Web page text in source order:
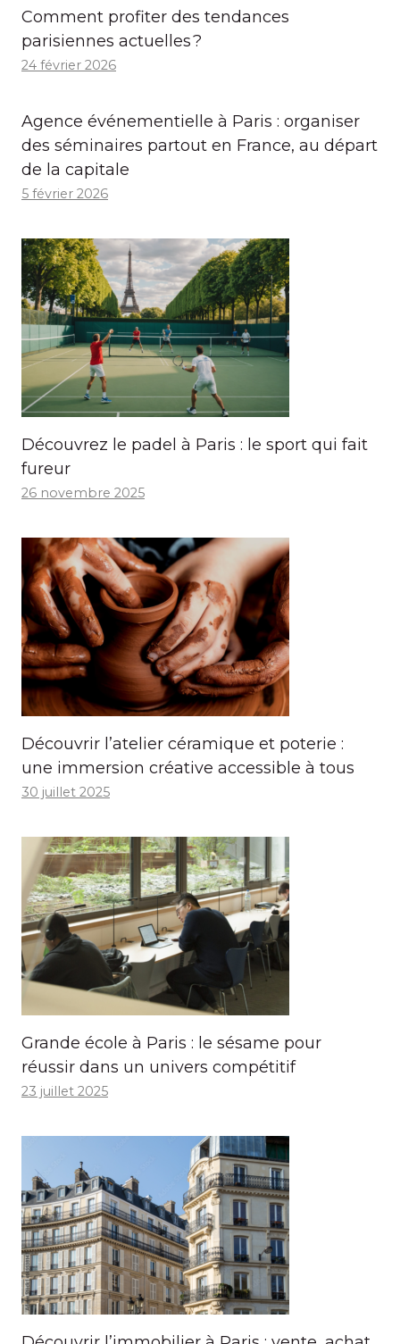
Comment profiter des tendances
parisiennes actuelles ?
24 février 2026
Agence événementielle à Paris : organiser
des séminaires partout en France, au départ
de la capitale
5 février 2026
Découvrez le padel à Paris : le sport qui fait
fureur
26 novembre 2025
Découvrir l’atelier céramique et poterie :
une immersion créative accessible à tous
30 juillet 2025
Grande école à Paris : le sésame pour
réussir dans un univers compétitif
23 juillet 2025